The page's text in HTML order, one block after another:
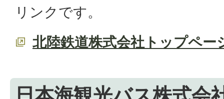
リンクです。
北陸鉄道株式会社トップペー